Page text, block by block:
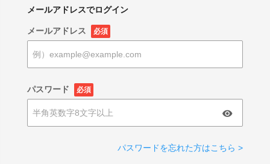
メールアドレスでログイン
メールアドレス 必須
パスワード 必須
パスワードを忘れた方はこちら >